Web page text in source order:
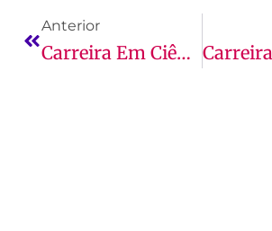
Anterior
Carreira Em Ciências Contábeis: Guia Completo E Caminhos De Sucesso